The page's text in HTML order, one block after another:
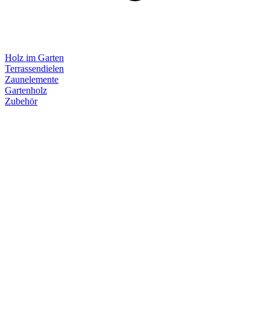
Holz im Garten
Terrassendielen
Zaunelemente
Gartenholz
Zubehör